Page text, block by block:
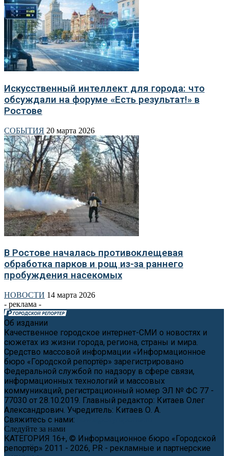
Искусственный интеллект для города: что
обсуждали на форуме «Есть результат!» в
Ростове
СОБЫТИЯ 20 марта 2026
В Ростове началась противоклещевая
обработка парков и рощ из-за раннего
пробуждения насекомых
НОВОСТИ 14 марта 2026
- реклама -
Об издании
Качественное городское интернет-СМИ о новостях и
сюжетах из жизни города, региона, страны и мира.
Средство массовой информации «Информационное
бюро «Городской репортёр» зарегистрировано
Федеральной службой по надзору в сфере связи,
информационных технологий и массовых
коммуникаций, регистрационный номер ЭЛ № ФС 77 -
77030 от 28.10.2019. Главный редактор: Китаев Олег
Александрович. Учредитель: Китаев О. А.
Свяжитесь с нами:
Следуйте за нами
КАТЕГОРИЯ 16+, © Информационное бюро «Городской
репортёр» 2011 - 2026, PR - рекламные и партнерские